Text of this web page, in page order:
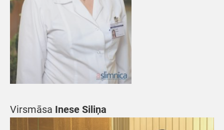
Virsmāsa Inese Siliņa